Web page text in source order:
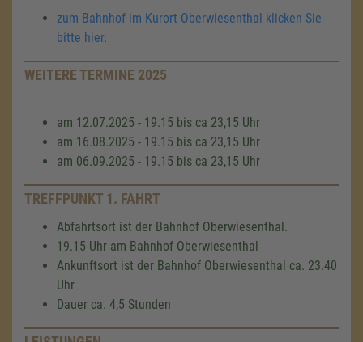
zum Bahnhof im Kurort Oberwiesenthal klicken Sie
bitte hier.
WEITERE TERMINE 2025
am 12.07.2025 - 19.15 bis ca 23,15 Uhr
am 16.08.2025 - 19.15 bis ca 23,15 Uhr
am 06.09.2025 - 19.15 bis ca 23,15 Uhr
TREFFPUNKT 1. FAHRT
Abfahrtsort ist der Bahnhof Oberwiesenthal.
19.15 Uhr am Bahnhof Oberwiesenthal
Ankunftsort ist der Bahnhof Oberwiesenthal ca. 23.40
Uhr
Dauer ca. 4,5 Stunden